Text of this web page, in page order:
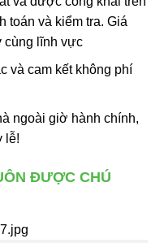
toán và kiểm tra. Giá
cùng lĩnh vực
và cam kết không phí
ngoài giờ hành chính,
lễ!
ĐƯỢC CHÚ